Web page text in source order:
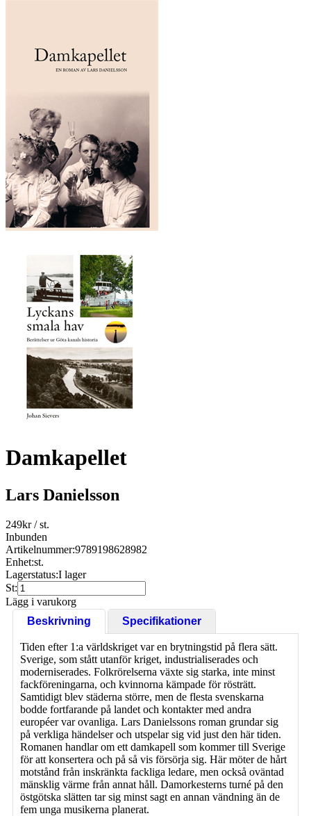
Damkapellet
Lars Danielsson
249kr/ st.
Inbunden
Artikelnummer:9789198628982
Enhet:st.
Lagerstatus:I lager
St:
Lägg i varukorg
Beskrivning
Specifikationer
Tiden efter 1:a världskriget var en brytningstid på flera sätt.
Sverige, som stått utanför kriget, industrialiserades och
moderniserades. Folkrörelserna växte sig starka, inte minst
fackföreningarna, och kvinnorna kämpade för rösträtt.
Samtidigt blev städerna större, men de flesta svenskarna
bodde fortfarande på landet och kontakter med andra
européer var ovanliga. Lars Danielssons roman grundar sig
på verkliga händelser och utspelar sig vid just den här tiden.
Romanen handlar om ett damkapell som kommer till Sverige
för att konsertera och på så vis försörja sig. Här möter de hårt
motstånd från inskränkta fackliga ledare, men också oväntad
mänsklig värme från annat håll. Damorkesterns turné på den
östgötska slätten tar sig minst sagt en annan vändning än de
fem unga musikerna planerat.